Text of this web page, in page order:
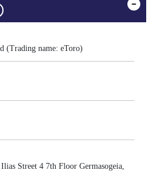
(Trading name: eToro)
Street 4 7th Floor Germasogeia,